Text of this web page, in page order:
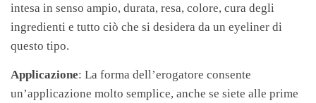
intesa in senso ampio, durata, resa, colore, cura degli
ingredienti e tutto ciò che si desidera da un eyeliner di
questo tipo.
Applicazione: La forma dell’erogatore consente
un’applicazione molto semplice, anche se siete alle prime